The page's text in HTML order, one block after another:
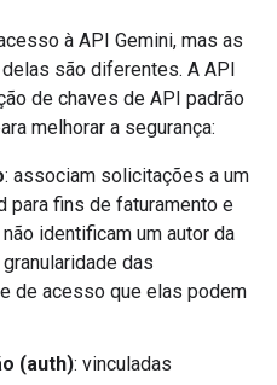
à API Gemini, mas as
são diferentes. A API
de chaves de API padrão
melhorar a segurança:
: associam solicitações a um
para fins de faturamento e
identificam um autor da
das
de acesso que elas podem
(auth): vinculadas